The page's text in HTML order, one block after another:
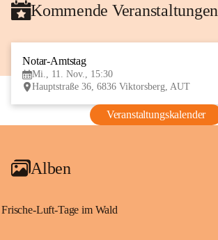
Kommende Veranstaltungen
Notar-Amtstag
Mi., 11. Nov., 15:30
Hauptstraße 36, 6836 Viktorsberg, AUT
Veranstaltungskalender
Alben
Frische-Luft-Tage im Wald